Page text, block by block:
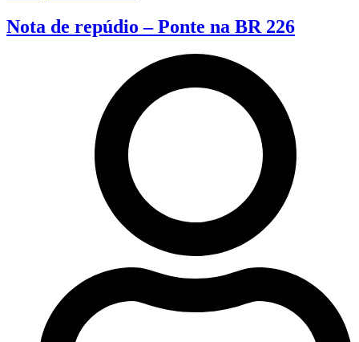
Nota de repúdio – Ponte na BR 226